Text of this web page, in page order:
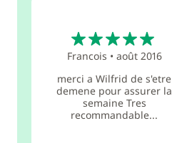
Francois • août 2016
merci a Wilfrid de s'etre
demene pour assurer la
semaine Tres
recommandable...